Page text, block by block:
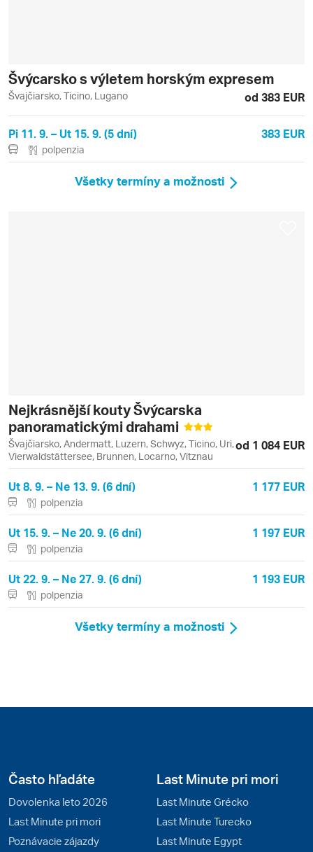
Švýcarsko s výletem horským expresem
Švajčiarsko, Ticino, Lugano od 383 EUR
Pi 11. 9. – Ut 15. 9. (5 dní) 383 EUR
polpenzia
Všetky termíny a možnosti
Nejkrásnější kouty Švýcarska
panoramatickými drahami
Švajčiarsko, Andermatt, Luzern, Schwyz, Ticino, Uri,
Vierwaldstättersee, Brunnen, Locarno, Vitznau
od 1 084 EUR
Ut 8. 9. – Ne 13. 9. (6 dní) 1 177 EUR
polpenzia
Ut 15. 9. – Ne 20. 9. (6 dní) 1 197 EUR
polpenzia
Ut 22. 9. – Ne 27. 9. (6 dní) 1 193 EUR
polpenzia
Všetky termíny a možnosti
Často hľadáte
Dovolenka leto 2026
Last Minute pri mori
Poznávacie zájazdy
Last Minute pri mori
Last Minute Grécko
Last Minute Turecko
Last Minute Egypt